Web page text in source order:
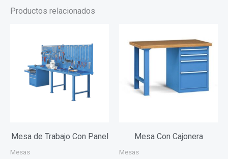
Productos relacionados
Mesa de Trabajo Con Panel
Mesas
Mesa Con Cajonera
Mesas